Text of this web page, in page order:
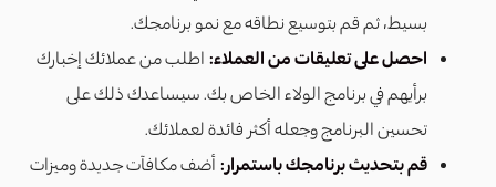
بسيط، ثم قم بتوسيع نطاقه مع نمو برنامجك.
احصل على تعليقات من العملاء: اطلب من عملائك إخبارك
برأيهم في برنامج الولاء الخاص بك. سيساعدك ذلك على
تحسين البرنامج وجعله أكثر فائدة لعملائك.
قم بتحديث برنامجك باستمرار: أضف مكافآت جديدة وميزات